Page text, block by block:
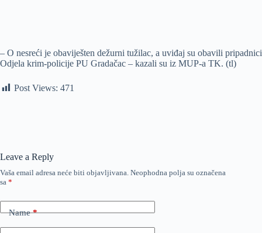
– O nesreći je obaviješten dežurni tužilac, a uviđaj su obavili pripadnici
Odjela krim-policije PU Gradačac – kazali su iz MUP-a TK. (tl)
Post Views: 471
Leave a Reply
Vaša email adresa neće biti objavljivana. Neophodna polja su označena
sa *
Name*